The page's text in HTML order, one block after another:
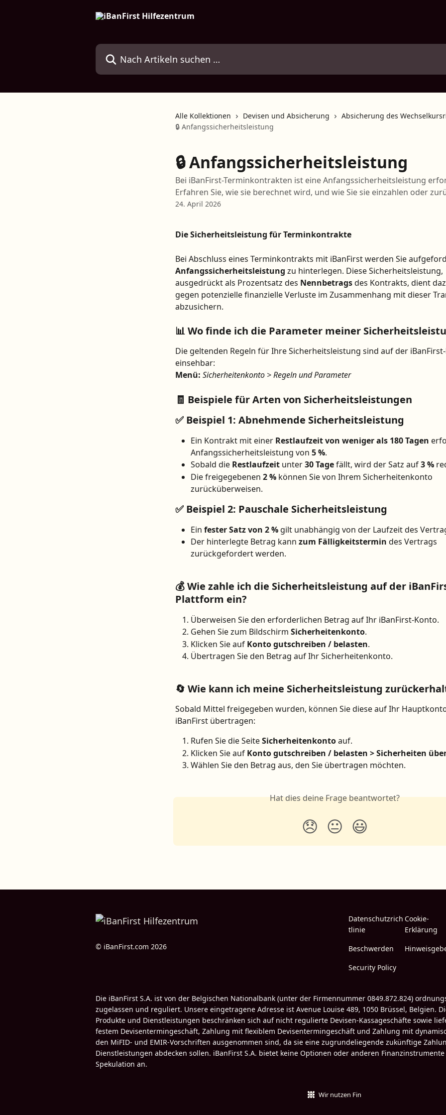
Nach Artikeln suchen …
Alle Kollektionen Devisen und Absicherung
Absicherung des
🔒 Anfangssicherheitsleistung
🔒 Anfangssicherheitsleistung
Bei iBanFirst-Terminkontrakten ist eine Anfangssicherheitsleistung
Erfahren Sie, wie sie berechnet wird, und wie Sie sie einzahlen oder
24. April 2026
Die Sicherheitsleistung für Terminkontrakte
Bei Abschluss eines Terminkontrakts mit iBanFirst werden Sie
Anfangssicherheitsleistung zu hinterlegen. Diese Sicherheitsleistung,
ausgedrückt als Prozentsatz des Nennbetrags des Kontrakts, dient
gegen potenzielle finanzielle Verluste im Zusammenhang mit dieser
abzusichern.
📊 Wo finde ich die Parameter meiner
Die geltenden Regeln für Ihre Sicherheitsleistung sind auf der
einsehbar:
Menü: Sicherheitenkonto > Regeln und Parameter
🧾 Beispiele für Arten von Sicherheitsleistungen
✅ Beispiel 1: Abnehmende Sicherheitsleistung
Ein Kontrakt mit einer Restlaufzeit von weniger als 180 Tagen
Anfangssicherheitsleistung von 5 %.
Sobald die Restlaufzeit unter 30 Tage fällt, wird der Satz auf 3 %
Die freigegebenen 2 % können Sie von Ihrem Sicherheitenkonto
zurücküberweisen.
✅ Beispiel 2: Pauschale Sicherheitsleistung
Ein fester Satz von 2 % gilt unabhängig von der Laufzeit des
Der hinterlegte Betrag kann zum Fälligkeitstermin des Vertrags
zurückgefordert werden.
💰 Wie zahle ich die Sicherheitsleistung auf der
Plattform ein?
Überweisen Sie den erforderlichen Betrag auf Ihr iBanFirst-Konto.
Gehen Sie zum Bildschirm Sicherheitenkonto.
Klicken Sie auf Konto gutschreiben / belasten.
Übertragen Sie den Betrag auf Ihr Sicherheitenkonto.
🔄 Wie kann ich meine Sicherheitsleistung
Sobald Mittel freigegeben wurden, können Sie diese auf Ihr
iBanFirst übertragen:
Rufen Sie die Seite Sicherheitenkonto auf.
Klicken Sie auf Konto gutschreiben / belasten > Sicherheiten
Wählen Sie den Betrag aus, den Sie übertragen möchten.
Hat dies deine Frage beantwortet?
😞 😐 😃
© iBanFirst.com 2026
Datenschutzrich
tlinie
Beschwerden
Security Policy
Cookie-
Erklärung
Die iBanFirst S.A. ist von der Belgischen Nationalbank (unter der Firmennummer 0849.872.824)
zugelassen und reguliert. Unsere eingetragene Adresse ist Avenue Louise 489, 1050 Brüssel, Belgien.
Produkte und Dienstleistungen beschränken sich auf nicht regulierte Devisen-Kassageschäfte sowie
festem Devisentermingeschäft, Zahlung mit flexiblem Devisentermingeschäft und Zahlung mit
den MiFID- und EMIR-Vorschriften ausgenommen sind, da sie eine zugrundeliegende zukünftige
Dienstleistungen abdecken sollen. iBanFirst S.A. bietet keine Optionen oder anderen
Spekulation an.
Wir nutzen Fin